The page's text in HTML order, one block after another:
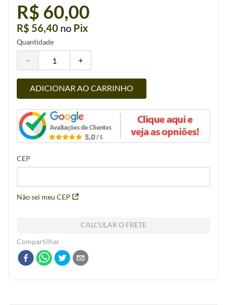
R$ 60,00
R$ 56,40 no Pix
Quantidade
＋
－
ADICIONAR AO CARRINHO
CEP
Não sei meu CEP
CALCULAR O FRETE
Compartilhar